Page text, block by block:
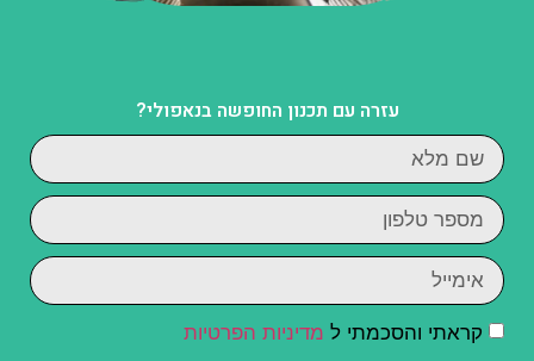
עזרה עם תכנון החופשה בנאפולי?
קראתי והסכמתי ל מדיניות הפרטיות